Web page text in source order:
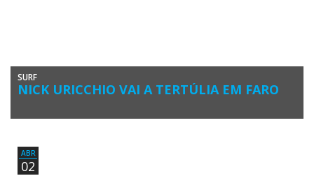
SURF
NICK URICCHIO VAI A TERTÚLIA EM FARO
Nick Uricchio, fundador da marca de pranchas Semente e figura
ABR
02